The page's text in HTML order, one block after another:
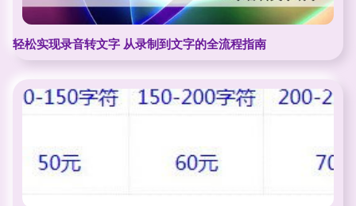
轻松实现录音转文字 从录制到文字的全流程指南